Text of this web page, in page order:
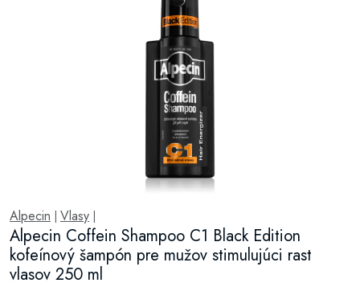
Alpecin Vlasy
Alpecin Coffein Shampoo C1 Black Edition
kofeínový šampón pre mužov stimulujúci rast
vlasov 250 ml